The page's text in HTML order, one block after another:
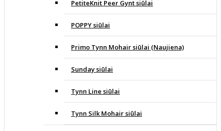
PetiteKnit Peer Gynt siūlai
POPPY siūlai
Primo Tynn Mohair siūlai (Naujiena)
Sunday siūlai
Tynn Line siūlai
Tynn Silk Mohair siūlai